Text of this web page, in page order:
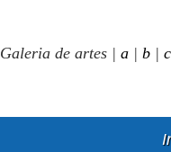
Galeria de artes | a | b | c